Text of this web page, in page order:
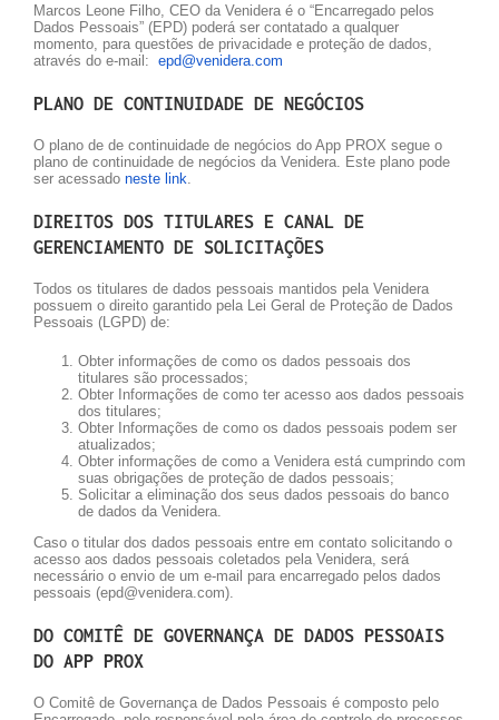
Marcos Leone Filho, CEO da Venidera é o “Encarregado pelos
Dados Pessoais” (EPD) poderá ser contatado a qualquer
momento, para questões de privacidade e proteção de dados,
através do e-mail: epd@venidera.com
PLANO DE CONTINUIDADE DE NEGÓCIOS
O plano de de continuidade de negócios do App PROX segue o
plano de continuidade de negócios da Venidera. Este plano pode
ser acessado neste link
DIREITOS DOS TITULARES E CANAL DE
GERENCIAMENTO DE SOLICITAÇÕES
Todos os titulares de dados pessoais mantidos pela Venidera
possuem o direito garantido pela Lei Geral de Proteção de Dados
Pessoais (LGPD) de:
Obter informações de como os dados pessoais dos
titulares são processados;
Obter Informações de como ter acesso aos dados pessoais
dos titulares;
Obter Informações de como os dados pessoais podem ser
atualizados;
Obter informações de como a Venidera está cumprindo com
suas obrigações de proteção de dados pessoais;
Solicitar a eliminação dos seus dados pessoais do banco
de dados da Venidera.
Caso o titular dos dados pessoais entre em contato solicitando o
acesso aos dados pessoais coletados pela Venidera, será
necessário o envio de um e-mail para encarregado pelos dados
pessoais (epd@venidera.com).
DO COMITÊ DE GOVERNANÇA DE DADOS PESSOAIS
DO APP PROX
O Comitê de Governança de Dados Pessoais é composto pelo